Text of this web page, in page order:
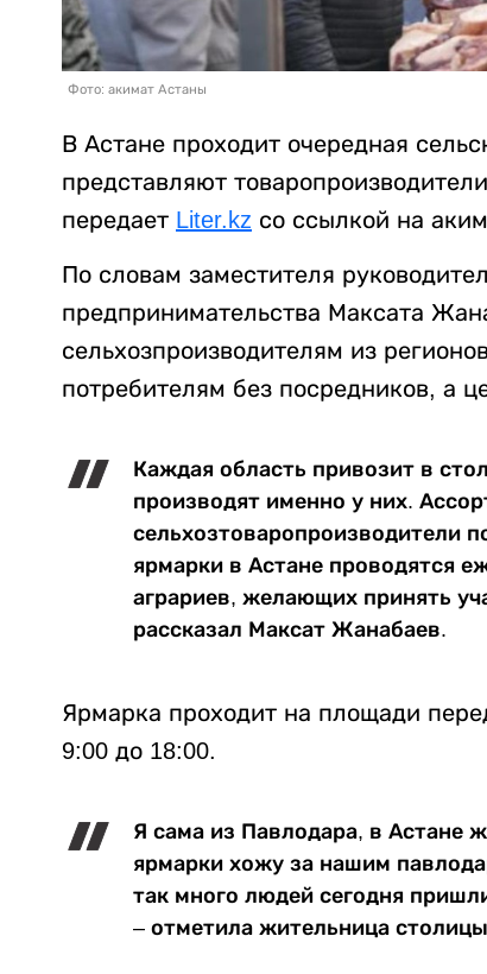
Фото: акимат Астаны
В Астане проходит очередная
представляют
передает Liter.kz со ссылкой на
По словам заместителя
предпринимательства Максата
сельхозпроизводителям из
потребителям без посредников, а
Каждая область привозит в
производят именно у них.
сельхозтоваропроизводители
ярмарки в Астане проводятся
аграриев, желающих принять
рассказал Максат Жанабаев.
Ярмарка проходит на площади
9:00 до 18:00.
Я сама из Павлодара, в Астане
ярмарки хожу за нашим
так много людей сегодня
– отметила жительница